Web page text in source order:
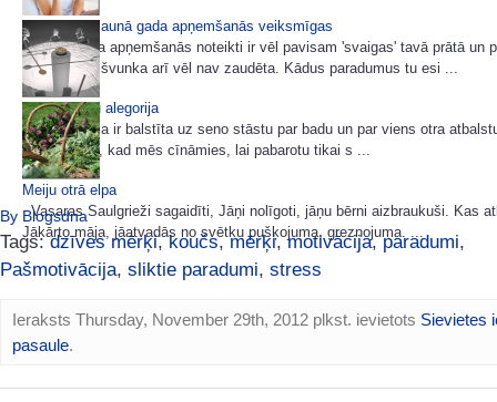
Kā padarīt Jaunā gada apņemšanās veiksmīgas
Jaunā gada apņemšanās noteikti ir vēl pavisam 'svaigas' tavā prātā un
entuziasma švunka arī vēl nav zaudēta. Kādus paradumus tu esi ...
Garo karošu alegorija
Šī multfilma ir balstīta uz seno stāstu par badu un par viens otra
mūs, ka tad, kad mēs cīnāmies, lai pabarotu tikai s ...
Meiju otrā elpa
Vasaras Saulgrieži sagaidīti, Jāņi nolīgoti, jāņu bērni aizbraukuši. Kas
Jākārto māja, jāatvadās no svētku pušķojuma, greznojuma. ...
By Blogsdna
Tags:dzīves mērķi,koučs,mērķi,motivācija,paradumi,
Pašmotivācija, sliktie paradumi, stress
Ieraksts Thursday, November 29th, 2012 plkst. ievietots Sievietes
pasaule.